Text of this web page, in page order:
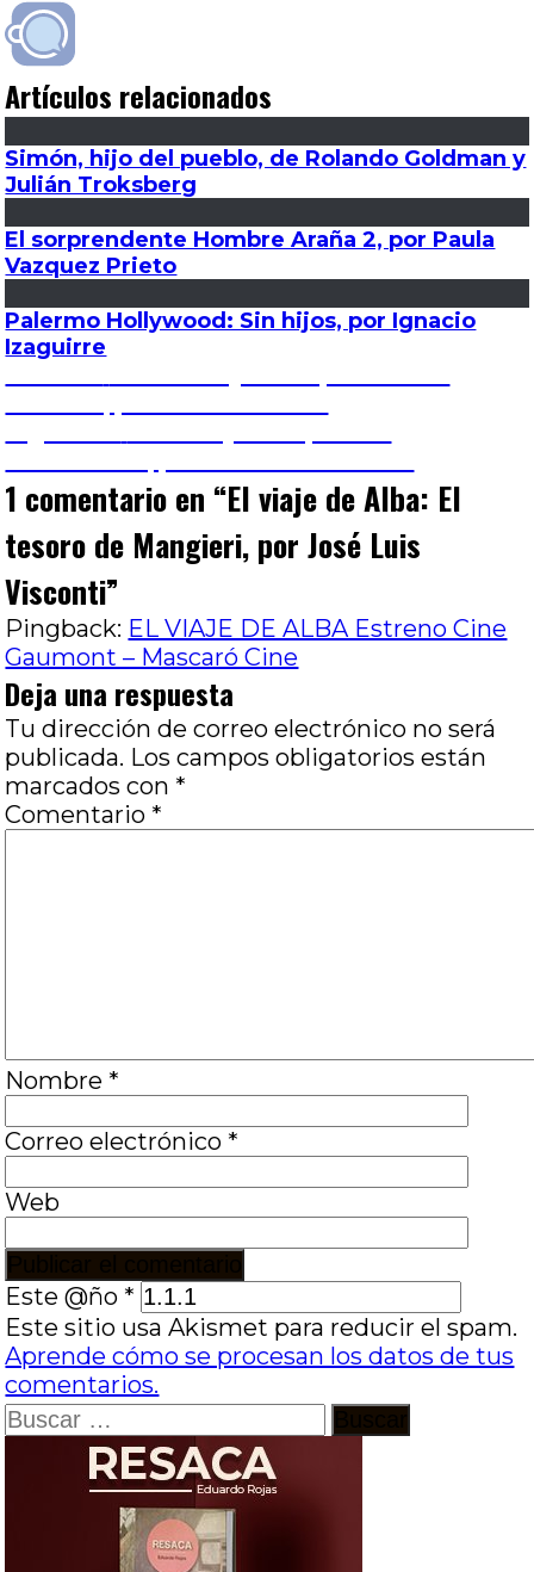
Artículos relacionados
Simón, hijo del pueblo, de Rolando Goldman y
Julián Troksberg
El sorprendente Hombre Araña 2, por Paula
Vazquez Prieto
Palermo Hollywood: Sin hijos, por Ignacio
Izaguirre
Navegación
de
entradas
1 comentario en “El viaje de Alba: El
tesoro de Mangieri, por José Luis
Visconti”
Pingback: EL VIAJE DE ALBA Estreno Cine
Gaumont – Mascaró Cine
Deja una respuesta
Tu dirección de correo electrónico no será
publicada. Los campos obligatorios están
marcados con *
Comentario *
Nombre *
Correo electrónico *
Web
Este @ño *
Este sitio usa Akismet para reducir el spam.
Aprende cómo se procesan los datos de tus
comentarios.
Buscar: